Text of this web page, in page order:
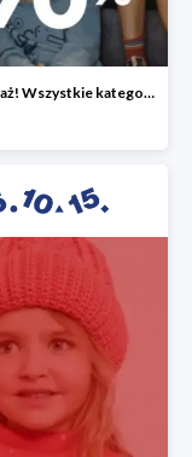
Wyprzedaż! Wszystkie kategorie do -70%